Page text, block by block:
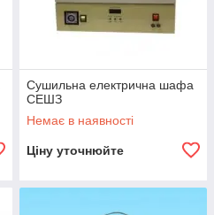
Сушильна електрична шафа
СЕШЗ
Немає в наявності
Ціну уточнюйте